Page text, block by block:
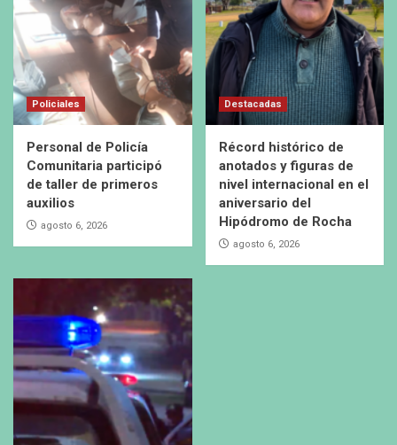
Policiales
Personal de Policía
Comunitaria participó
de taller de primeros
auxilios
agosto 6, 2026
Destacadas
Récord histórico de
anotados y figuras de
nivel internacional en el
aniversario del
Hipódromo de Rocha
agosto 6, 2026